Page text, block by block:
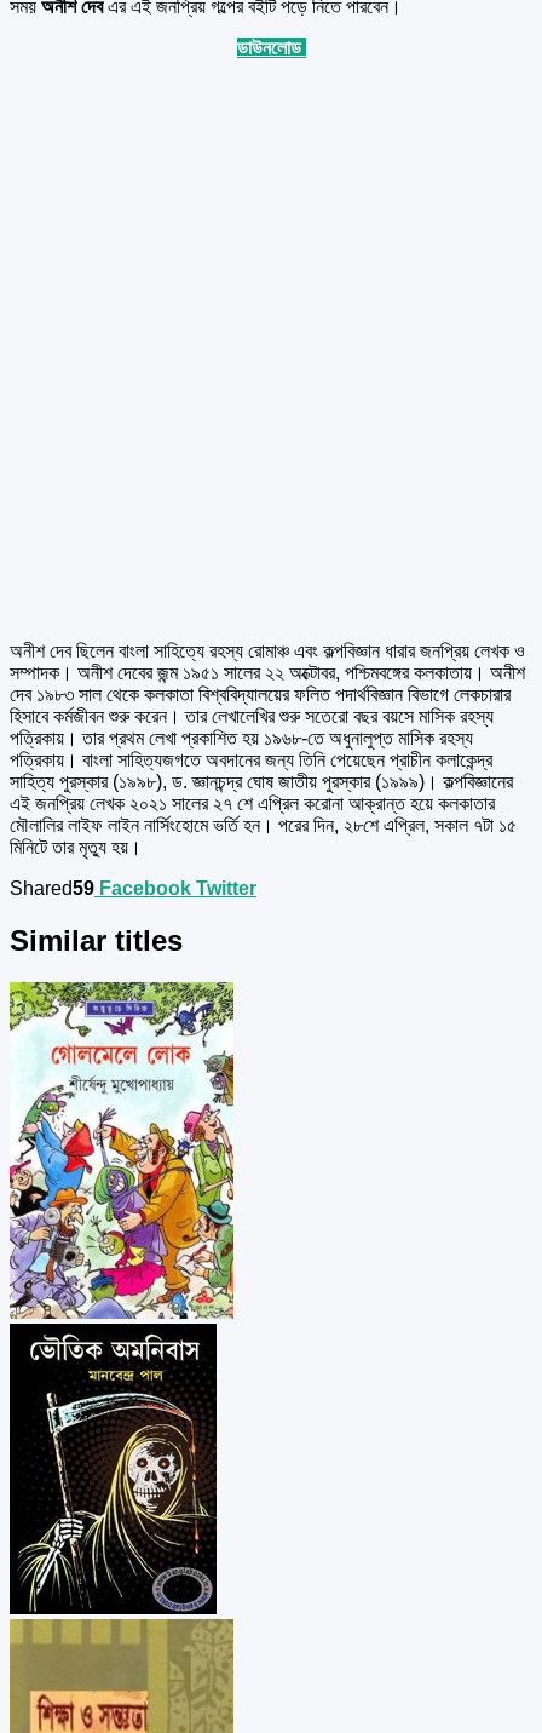
সময় অনীশ দেবএর এই জনপ্রিয় গল্পের বইটি পড়ে নিতে পারবেন।
ডাউনলোড
অনীশ দেব ছিলেন বাংলা সাহিত্যে রহস্য রোমাঞ্চ এবং কল্পবিজ্ঞান ধারার জনপ্রিয় লেখক ও
সম্পাদক। অনীশ দেবের জন্ম ১৯৫১ সালের ২২ অক্টোবর, পশ্চিমবঙ্গের কলকাতায়। অনীশ
দেব ১৯৮৩ সাল থেকে কলকাতা বিশ্ববিদ্যালয়ের ফলিত পদার্থবিজ্ঞান বিভাগে লেকচারার
হিসাবে কর্মজীবন শুরু করেন। তার লেখালেখির শুরু সতেরো বছর বয়সে মাসিক রহস্য
পত্রিকায়। তার প্রথম লেখা প্রকাশিত হয় ১৯৬৮-তে অধুনালুপ্ত মাসিক রহস্য
পত্রিকায়। বাংলা সাহিত্যজগতে অবদানের জন্য তিনি পেয়েছেন প্রাচীন কলাকেন্দ্র
সাহিত্য পুরস্কার (১৯৯৮), ড. জ্ঞানচন্দ্র ঘোষ জাতীয় পুরস্কার (১৯৯৯)। কল্পবিজ্ঞানের
এই জনপ্রিয় লেখক ২০২১ সালের ২৭ শে এপ্রিল করোনা আক্রান্ত হয়ে কলকাতার
মৌলালির লাইফ লাইন নার্সিংহোমে ভর্তি হন। পরের দিন, ২৮শে এপ্রিল, সকাল ৭টা ১৫
মিনিটে তার মৃত্যু হয়।
Shared59 Facebook Twitter
Similar titles